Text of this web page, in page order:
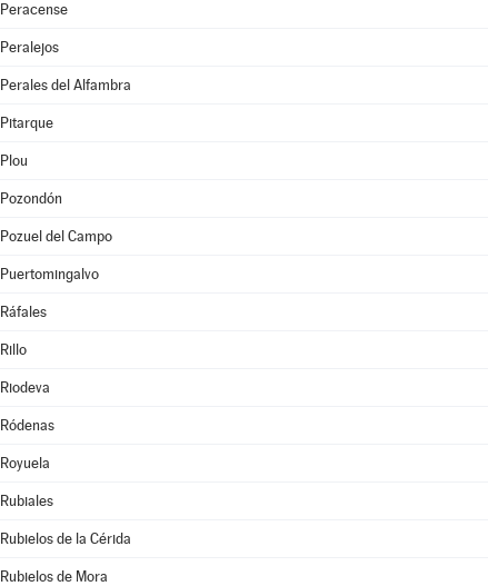
Peracense
Peralejos
Perales del Alfambra
Pitarque
Plou
Pozondón
Pozuel del Campo
Puertomingalvo
Ráfales
Rillo
Riodeva
Ródenas
Royuela
Rubiales
Rubielos de la Cérida
Rubielos de Mora